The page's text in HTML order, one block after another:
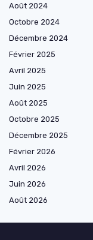
Août 2024
Octobre 2024
Décembre 2024
Février 2025
Avril 2025
Juin 2025
Août 2025
Octobre 2025
Décembre 2025
Février 2026
Avril 2026
Juin 2026
Août 2026